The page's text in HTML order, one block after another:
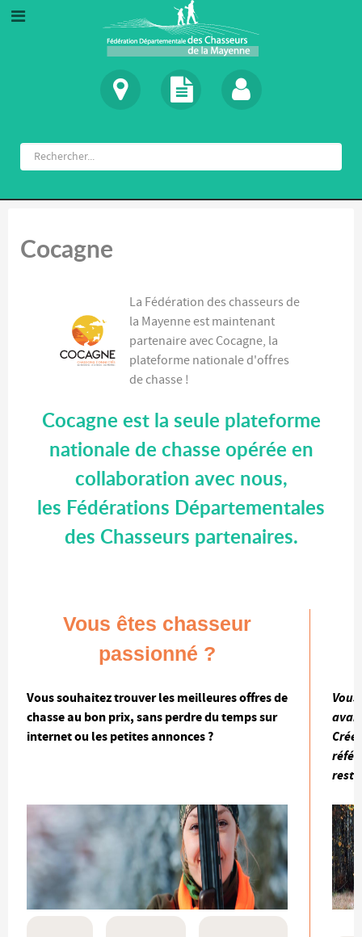
Cocagne
La Fédération des chasseurs de
la Mayenne est maintenant
partenaire avec Cocagne, la
plateforme nationale d'offres
de chasse !
Cocagne est la seule plateforme
nationale de chasse opérée en
collaboration avec nous,
les Fédérations Départementales
des Chasseurs partenaires.
Vous êtes chasseur
passionné ?
Vous souhaitez trouver les meilleures offres de
chasse au bon prix, sans perdre du temps sur
internet ou les petites annonces ?